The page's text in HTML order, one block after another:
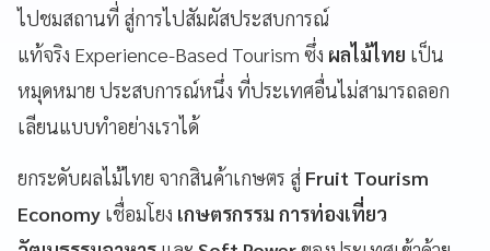
ไปชมสถานที่ สู่การไปสัมผัสประสบการณ์
แท้จริง Experience-Based Tourism ซึ่ง ผลไม้ไทย เป็น
หมุดหมาย ประสบการณ์หนึ่ง ที่ประเทศอื่นไม่สามารถลอก
เลียนแบบทำอย่างเราได้
ยกระดับผลไม้ไทย จากสินค้าเกษตร สู่ Fruit Tourism
Economy เชื่อมโยง เกษตรกรรม การท่องเที่ยว